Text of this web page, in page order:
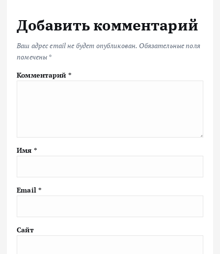
Добавить комментарий
Ваш адрес email не будет опубликован. Обязательные поля
помечены *
Комментарий *
Имя *
Email *
Сайт